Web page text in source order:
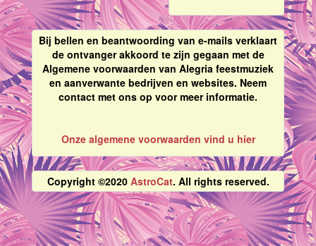
Bij bellen en beantwoording van e-mails verklaart
de ontvanger akkoord te zijn gegaan met de
Algemene voorwaarden van Alegria feestmuziek
en aanverwante bedrijven en websites. Neem
contact met ons op voor meer informatie.
Onze algemene voorwaarden vind u hier
Copyright ©2020 AstroCat. All rights reserved.